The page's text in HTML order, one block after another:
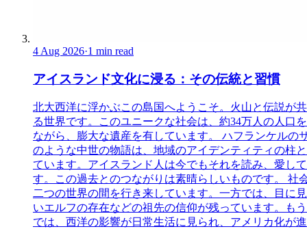
4 Aug 2026·1 min read
アイスランド文化に浸る：その伝統と習慣
北大西洋に浮かぶこの島国へようこそ。火山と伝説が
る世界です。このユニークな社会は、約34万人の人口
ながら、膨大な遺産を有しています。 ハフランケルの
のような中世の物語は、地域のアイデンティティの柱
ています。アイスランド人は今でもそれを読み、愛し
す。この過去とのつながりは素晴らしいものです。 社
二つの世界の間を行き来しています。一方では、目に
いエルフの存在などの祖先の信仰が残っています。も
では、西洋の影響が日常生活に見られ、アメリカ化が